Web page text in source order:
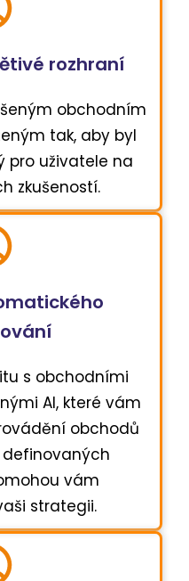
rozhraní
obchodním
tak, aby byl
pro uživatele na
zkušeností.
s obchodními
AI, které vám
obchodů
vám
strategii.